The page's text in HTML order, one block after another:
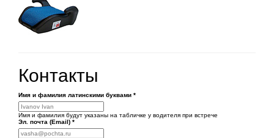
Контакты
Имя и фамилия латинскими буквами *
Имя и фамилия будут указаны на табличке у водителя при встрече
Эл. почта (Email) *